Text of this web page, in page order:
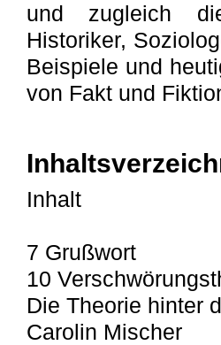
und zugleich
Historiker,
Beispiele und
von Fakt und
Inhalt
7 Grußwort
10
Die Theorie hinter
Carolin Mischer